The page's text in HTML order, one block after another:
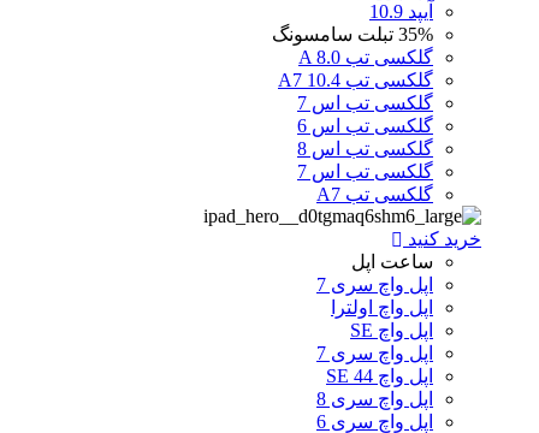
آیپد 10.9
35% تبلت سامسونگ
گلکسی تب A 8.0
گلکسی تب A7 10.4
گلکسی تب اس 7
گلکسی تب اس 6
گلکسی تب اس 8
گلکسی تب اس 7
گلکسی تب A7
خرید کنید
ساعت اپل
اپل واچ سری 7
اپل واچ اولترا
اپل واچ SE
اپل واچ سری 7
اپل واچ SE 44
اپل واچ سری 8
اپل واچ سری 6